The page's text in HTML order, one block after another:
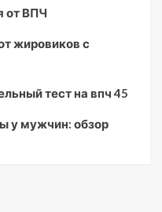
от ВПЧ
жировиков с
тест на впч 45
у мужчин: обзор